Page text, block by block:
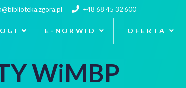
+48 68 45 32 600
E-NORWID OFERTA
WiMBP